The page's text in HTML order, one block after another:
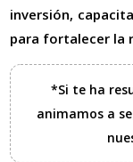
inversión,
para fortalecer la
*Si te ha
animamos a